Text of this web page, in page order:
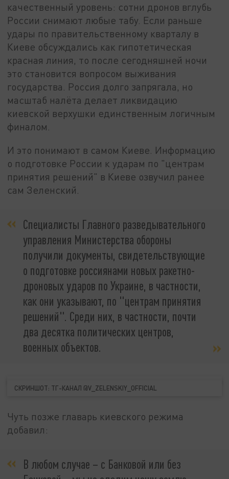
качественный уровень: сотни дронов вглубь
России снимают любые табу. Если раньше
удары по правительственному кварталу в
Киеве обсуждались как гипотетическая
красная линия, то после сегодняшней ночи
это становится вопросом выживания
государства. Россия долго запрягала, но
масштаб налёта делает ликвидацию
киевской верхушки единственным логичным
финалом.
И это понимают в самом Киеве. Информацию
о подготовке России к ударам по "центрам
принятия решений" в Киеве озвучил ранее
сам Зеленский.
Специалисты Главного разведывательного
управления Министерства обороны
получили документы, свидетельствующие
о подготовке россиянами новых ракетно-
дроновых ударов по Украине, в частности,
как они указывают, по "центрам принятия
решений". Среди них, в частности, почти
два десятка политических центров,
военных объектов.
СКРИНШОТ: ТГ-КАНАЛ @V_ZELENSKIY_OFFICIAL
Чуть позже главарь киевского режима
добавил:
В любом случае – с Банковой или без